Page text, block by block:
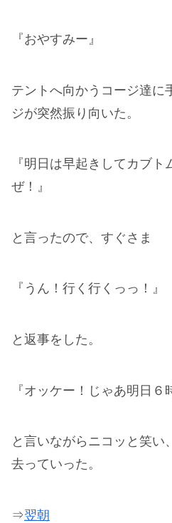
『おやすみー』
テントへ向かうコージ達に
ジが突然振り向いた。
『明日は早起きしてカブト
ぜ！』
と言ったので、すぐさま
『うん！行く行くっっ！』
と返事をした。
『オッケー！じゃあ明日６
と言いながらニコッと笑い
去っていった。
⇒翌朝